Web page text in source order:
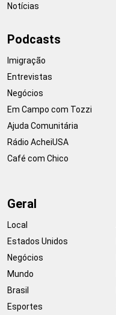
Notícias
Podcasts
Imigração
Entrevistas
Negócios
Em Campo com Tozzi
Ajuda Comunitária
Rádio AcheiUSA
Café com Chico
Geral
Local
Estados Unidos
Negócios
Mundo
Brasil
Esportes